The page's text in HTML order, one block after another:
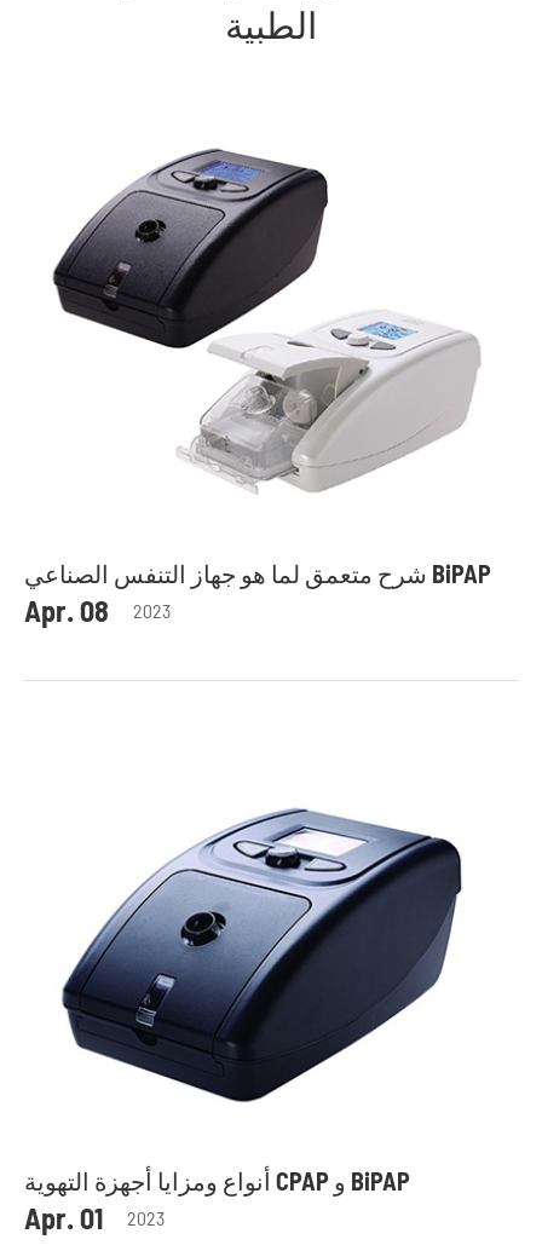
الطبية
Apr. 08 2023
شرح متعمق لما هو جهاز التنفس الصناعي BiPAP
Apr. 01 2023
أنواع ومزايا أجهزة التهوية CPAP و BiPAP